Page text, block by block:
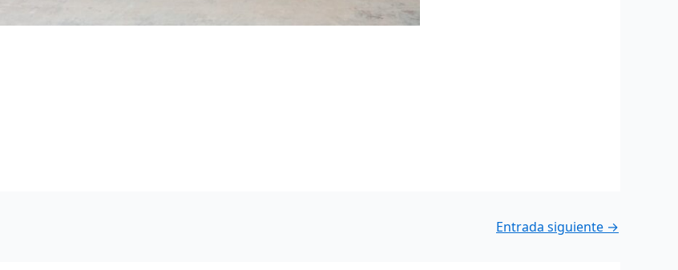
Entrada siguiente →